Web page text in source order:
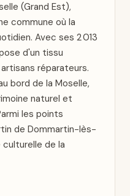
(Grand Est),
commune où la
Avec ses 2 013
d'un tissu
réparateurs.
bord de la Moselle,
naturel et
les points
de Dommartin-lès-
culturelle de la